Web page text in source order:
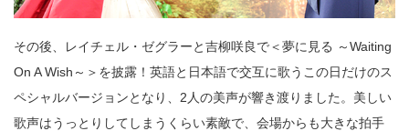
その後、レイチェル・ゼグラーと吉柳咲良で＜夢に見る ～Waiting
On A Wish～＞を披露！英語と日本語で交互に歌うこの日だけのス
ペシャルバージョンとなり、2人の美声が響き渡りました。美しい
歌声はうっとりしてしまうくらい素敵で、会場からも大きな拍手